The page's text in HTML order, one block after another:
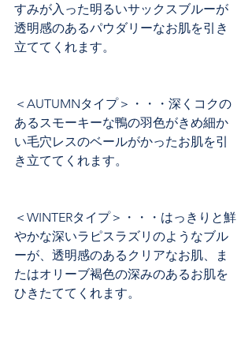
すみが入った明るいサックスブルーが
透明感のあるパウダリーなお肌を引き
立ててくれます。
＜AUTUMNタイプ＞・・・深くコクの
あるスモーキーな鴨の羽色がきめ細か
い毛穴レスのベールがかったお肌を引
き立ててくれます。
＜WINTERタイプ＞・・・はっきりと鮮
やかな深いラピスラズリのようなブル
ーが、透明感のあるクリアなお肌、ま
たはオリーブ褐色の深みのあるお肌を
ひきたててくれます。